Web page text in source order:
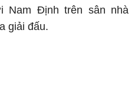
Nam Định trên sân nhà
giải đấu.